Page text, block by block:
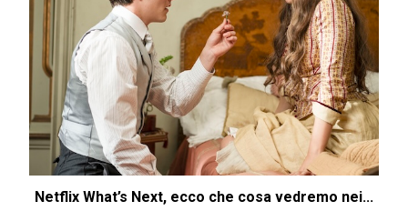
Netflix What’s Next, ecco che cosa vedremo nei...